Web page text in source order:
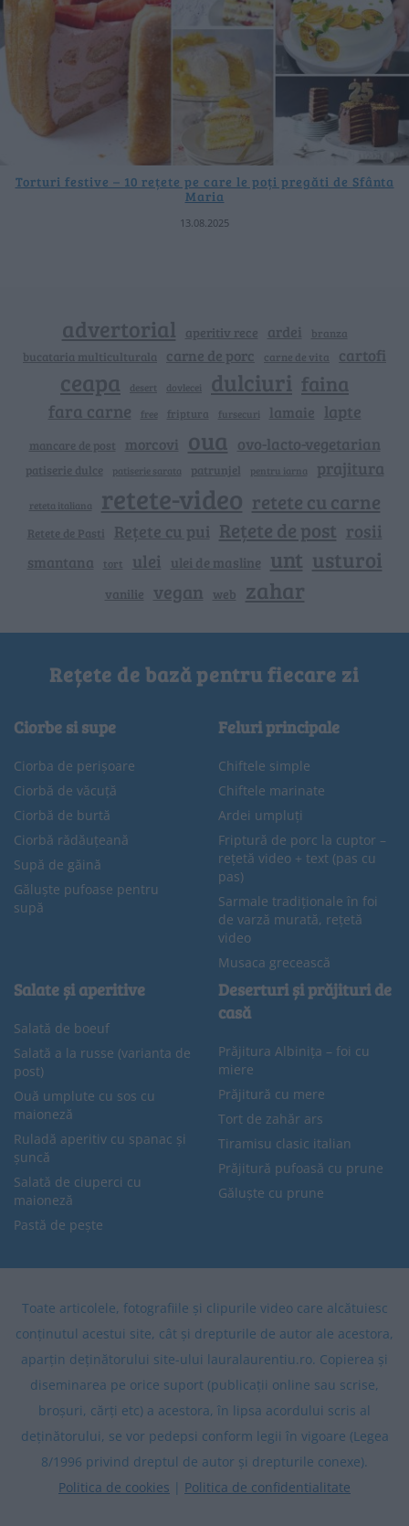
Torturi festive – 10 rețete pe care le poți pregăti de Sfânta
Maria
13.08.2025
advertorial aperitiv rece ardei branza
bucataria multiculturala carne de porc carne de vita cartofi
ceapa desert dovlecei dulciuri faina
fara carne free friptura fursecuri lamaie lapte
mancare de post morcovi oua ovo-lacto-vegetarian
patiserie dulce patiserie sarata patrunjel pentru iarna prajitura
reteta italiana retete-video retete cu carne
Retete de Pasti Rețete cu pui Rețete de post rosii
smantana tort ulei ulei de masline unt usturoi
vanilie vegan web zahar
Rețete de bază pentru fiecare zi
Ciorbe si supe
Ciorba de perișoare
Ciorbă de văcuță
Ciorbă de burtă
Ciorbă rădăuțeană
Supă de găină
Găluște pufoase pentru
supă
Feluri principale
Chiftele simple
Chiftele marinate
Ardei umpluți
Friptură de porc la cuptor –
rețetă video + text (pas cu
pas)
Sarmale tradiționale în foi
de varză murată, rețetă
video
Musaca grecească
Salate și aperitive
Salată de boeuf
Salată a la russe (varianta de
post)
Ouă umplute cu sos cu
maioneză
Ruladă aperitiv cu spanac și
șuncă
Salată de ciuperci cu
maioneză
Pastă de pește
Deserturi și prăjituri de
casă
Prăjitura Albinița – foi cu
miere
Prăjitură cu mere
Tort de zahăr ars
Tiramisu clasic italian
Prăjitură pufoasă cu prune
Găluște cu prune
Toate articolele, fotografiile și clipurile video care alcătuiesc
conținutul acestui site, cât și drepturile de autor ale acestora,
aparțin deținătorului site-ului lauralaurentiu.ro. Copierea și
diseminarea pe orice suport (publicații online sau scrise,
broșuri, cărți etc) a acestora, în lipsa acordului scris al
deținătorului, se vor pedepsi conform legii în vigoare (Legea
8/1996 privind dreptul de autor și drepturile conexe).
Politica de cookies | Politica de confidentialitate